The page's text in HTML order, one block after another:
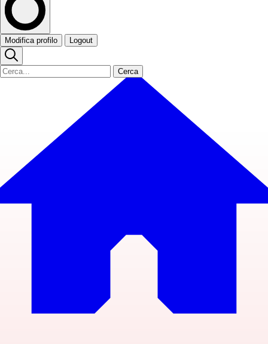
Modifica profilo Logout
Cerca